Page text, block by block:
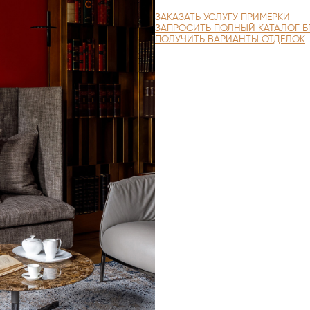
ЗАКАЗАТЬ УСЛУГУ ПРИМЕРКИ
ЗАПРОСИТЬ ПОЛНЫЙ КАТАЛОГ
ПОЛУЧИТЬ ВАРИАНТЫ ОТДЕЛОК